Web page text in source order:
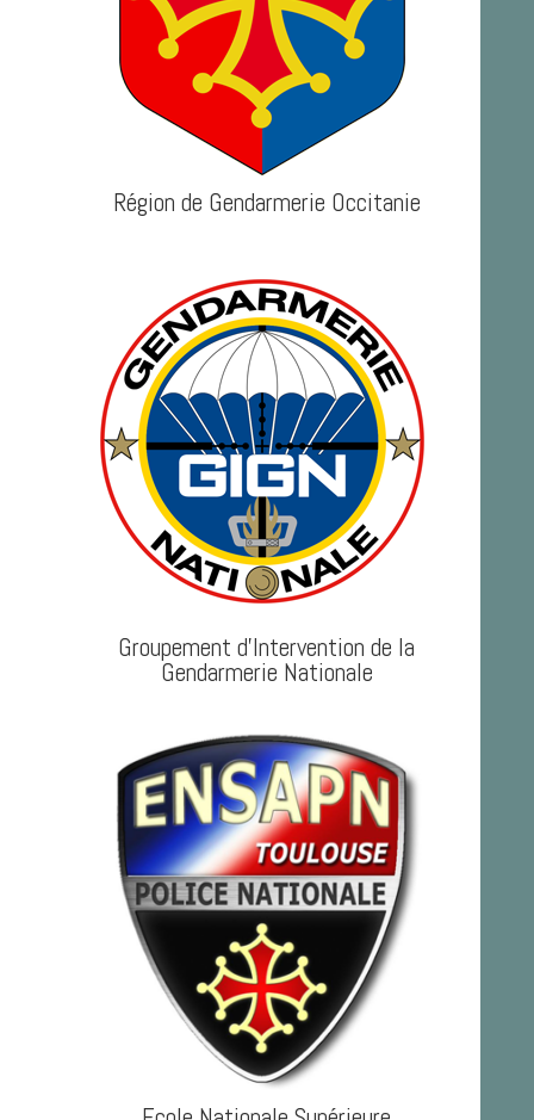
Région de Gendarmerie Occitanie
Groupement d'Intervention de la
Gendarmerie Nationale